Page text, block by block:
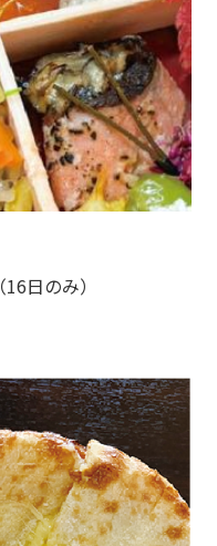
（16日のみ）